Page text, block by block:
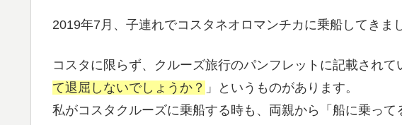
2019年7月、子連れでコスタネオロマンチカに乗船してきま
コスタに限らず、クルーズ旅行のパンフレットに記載されて
て退屈しないでしょうか？ 」というものがあります。
私がコスタクルーズに乗船する時も、両親から「船に乗っ